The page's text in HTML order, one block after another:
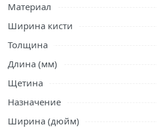
Материал
Ширина кисти
Толщина
Длина (мм)
Щетина
Назначение
Ширина (дюйм)